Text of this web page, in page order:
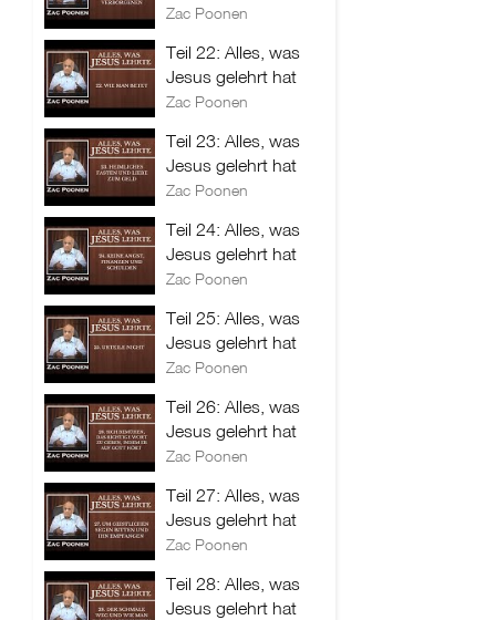
Zac Poonen
Teil 22: Alles, was
Jesus gelehrt hat
Zac Poonen
Teil 23: Alles, was
Jesus gelehrt hat
Zac Poonen
Teil 24: Alles, was
Jesus gelehrt hat
Zac Poonen
Teil 25: Alles, was
Jesus gelehrt hat
Zac Poonen
Teil 26: Alles, was
Jesus gelehrt hat
Zac Poonen
Teil 27: Alles, was
Jesus gelehrt hat
Zac Poonen
Teil 28: Alles, was
Jesus gelehrt hat